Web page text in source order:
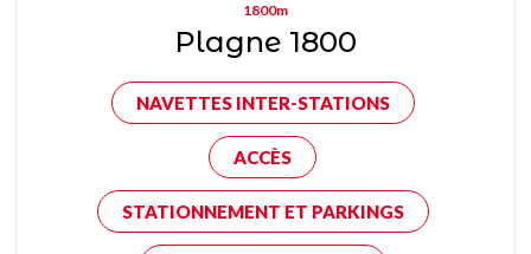
1800m
Plagne 1800
NAVETTES INTER-STATIONS
ACCÈS
STATIONNEMENT ET PARKINGS